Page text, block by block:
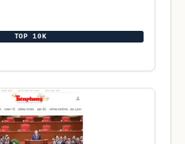
TOP 10K